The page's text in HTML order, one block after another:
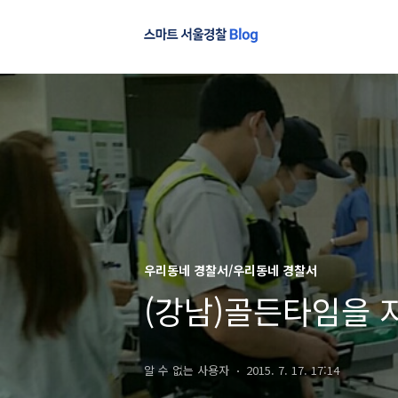
우리동네 경찰서/우리동네 경찰서
(강남)골든타임을
알 수 없는 사용자 2015. 7. 17. 17:14